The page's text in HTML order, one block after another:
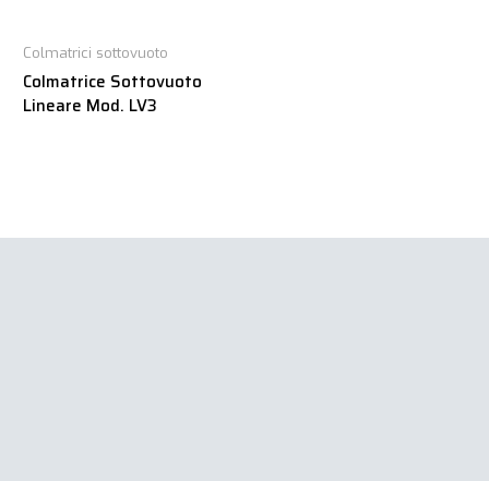
Colmatrici sottovuoto
Colmatrice Sottovuoto
Lineare Mod. LV3